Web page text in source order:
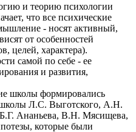
и теорию психологии
что все психические
- носят активный,
от особенностей
целей, характера).
самой по себе - ее
и развития,
школы формировались
Л.С. Выготского, А.Н.
Ананьева, В.Н. Мясищева,
которые были